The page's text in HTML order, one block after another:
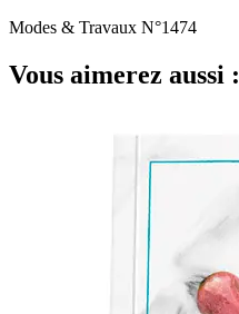
Modes & Travaux N°1474
Vous aimerez aussi :